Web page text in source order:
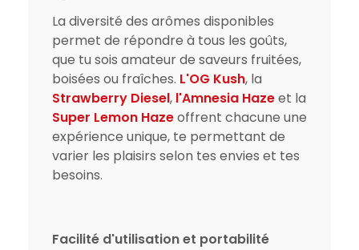
La diversité des arômes disponibles
permet de répondre à tous les goûts,
que tu sois amateur de saveurs fruitées,
boisées ou fraîches. L'OG Kush, la
Strawberry Diesel, l'Amnesia Hazeet la
Super Lemon Hazeoffrent chacune une
expérience unique, te permettant de
varier les plaisirs selon tes envies et tes
besoins.
Facilité d'utilisation et portabilité